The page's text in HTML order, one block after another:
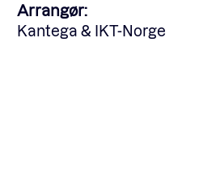
Rapporter
Arrangør:
Kantega & IKT-Norge